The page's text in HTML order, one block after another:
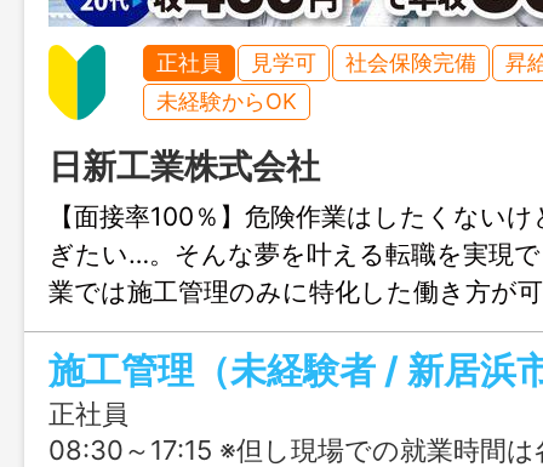
正社員 見学可 社会保険完備
昇
未経験からOK
日新工業株式会社
【面接率100％】危険作業はしたくない
ぎたい…。そんな夢を叶える転職を実現
業では施工管理のみに特化した働き方が
収800万円を目指せる理由をぜひチェッ
い。
施工管理（未経験者 / 新居浜
正社員
08:30～17:15 ※但し現場での就業時間は各現場の